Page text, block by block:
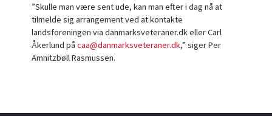
”Skulle man være sent ude, kan man efter i dag nå at
tilmelde sig arrangement ved at kontakte
landsforeningen via danmarksveteraner.dk eller Carl
Åkerlund på caa@danmarksveteraner.dk,” siger Per
Amnitzbøll Rasmussen.